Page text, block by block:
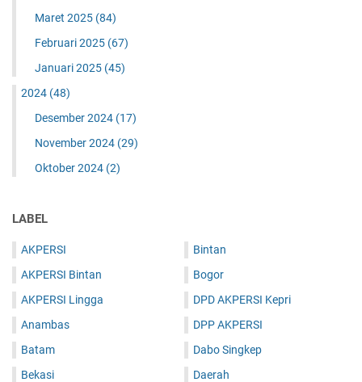
Maret 2025 (84)
Februari 2025 (67)
Januari 2025 (45)
2024 (48)
Desember 2024 (17)
November 2024 (29)
Oktober 2024 (2)
LABEL
AKPERSI
AKPERSI Bintan
AKPERSI Lingga
Anambas
Batam
Bekasi
Bintan
Bogor
DPD AKPERSI Kepri
DPP AKPERSI
Dabo Singkep
Daerah